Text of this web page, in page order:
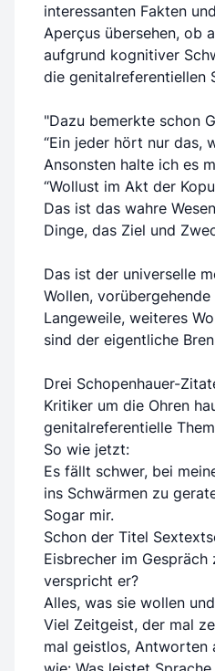
interessanten Fakten
Aperçus übersehen, ob
aufgrund kognitiver
die genitalreferentiellen
"Dazu bemerkte schon
“Ein jeder hört nur das,
Ansonsten halte ich es
“Wollust im Akt der
Das ist das wahre
Dinge, das Ziel und
Das ist der universelle
Wollen,
Langeweile, weiteres
sind der eigentliche
Drei Schopenhauer-
Kritiker um die Ohren
genitalreferentielle
So wie jetzt:
Es fällt schwer, bei
ins Schwärmen zu
Sogar mir.
Schon der Titel
Eisbrecher im Gespräch
verspricht er?
Alles, was sie wollen
Viel Zeitgeist, der mal
mal geistlos, Antworten